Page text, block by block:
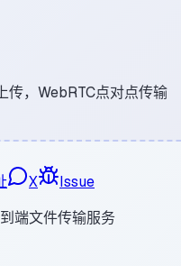
传，WebRTC点对点传输
X
Issue
端文件传输服务